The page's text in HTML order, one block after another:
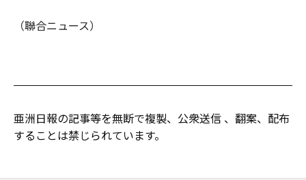
（聯合ニュース）
亜洲日報の記事等を無断で複製、公衆送信 、翻案、配布
することは禁じられています。